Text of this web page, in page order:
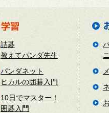
詰碁
教えてパンダ先生
パンダネット
ヒカルの囲碁入門
10日でマスター！
囲碁入門